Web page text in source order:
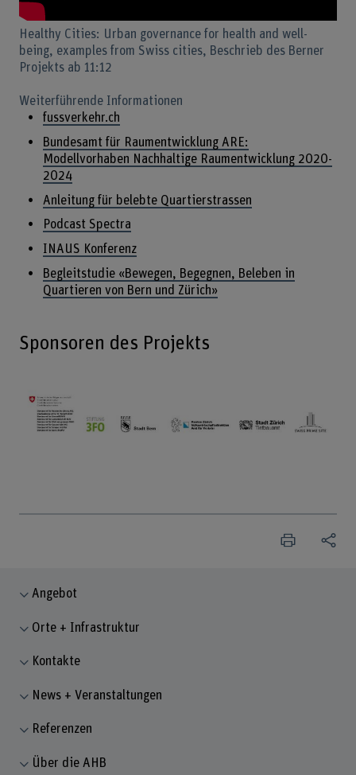
Healthy Cities: Urban governance for health and well-
being, examples from Swiss cities, Beschrieb des Berner
Projekts ab 11:12
Weiterführende Informationen
fussverkehr.ch
Bundesamt für Raumentwicklung ARE:
Modellvorhaben Nachhaltige Raumentwicklung 2020-
2024
Anleitung für belebte Quartierstrassen
Podcast Spectra
INAUS Konferenz
Begleitstudie «Bewegen, Begegnen, Beleben in
Quartieren von Bern und Zürich»
Sponsoren des Projekts
Angebot
Orte + Infrastruktur
Kontakte
News + Veranstaltungen
Referenzen
Über die AHB